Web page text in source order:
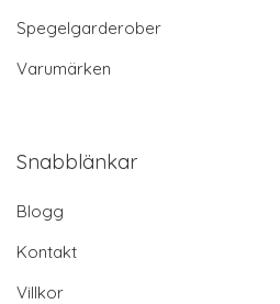
Spegelgarderober
Varumärken
Snabblänkar
Blogg
Kontakt
Villkor